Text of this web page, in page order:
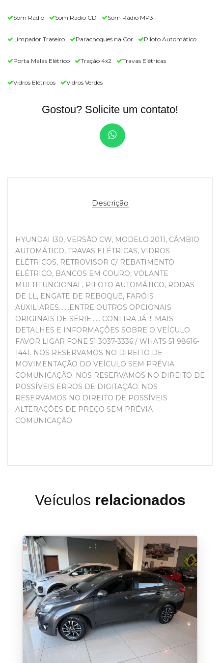
Som Rádio Som Rádio CD Som Rádio MP3
Limpador Traseiro Parachoques na Cor Piloto Automático
Porta Malas Elétrico Tração 4x2 Travas Elétricas
Vidros Elétricos Vidros Verdes
Gostou? Solicite um contato!
Descrição
HYUNDAI I30, VERSÃO CW, MODELO 2011, CÂMBIO
AUTOMÁTICO, TRAVAS ELÉTRICAS, VIDROS
ELÉTRICOS, RETROVISOR C/ REBATIMENTO
ELÉTRICO, BANCOS EM COURO, VOLANTE
MULTIFUNCIONAL, PILOTO AUTOMÁTICO, RODAS
DE LL, ENGATE DE REBOQUE, FARÓIS
AUXILIARES.......ENTRE OUTROS OPCIONAIS
ORIGINAIS DE SÉRIE...... CONFIRA JÁ !!! MAIS
DETALHES E INFORMAÇÕES SOBRE O VEÍCULO
FAVOR LIGAR FONE 51 3037-3336 / WHATS 51 98616-
1441. NOS RESERVAMOS NO DIREITO DE
MOVIMENTAÇÃO DO VEÍCULO SEM PRÉVIA
COMUNICAÇÃO. NOS RESERVAMOS NO DIREITO DE
POSSÍVEIS ERROS DE DIGITAÇÃO. NOS
RESERVAMOS NO DIREITO DE POSSÍVEIS
ALTERAÇÕES DE PREÇO SEM PRÉVIA
COMUNICAÇÃO.
Veículos relacionados